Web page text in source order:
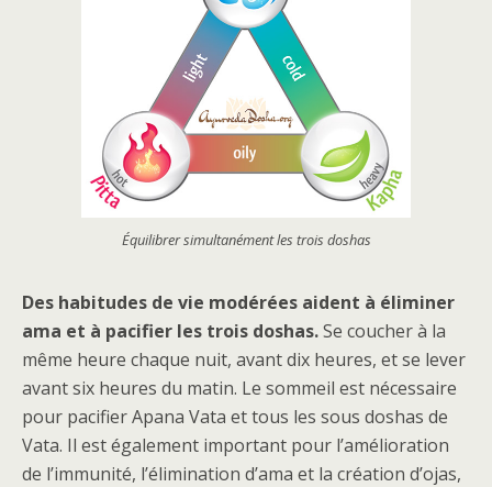
Équilibrer simultanément les trois doshas
Des habitudes de vie modérées aident à éliminer
ama et à pacifier les trois doshas.Se coucher à la
même heure chaque nuit, avant dix heures, et se lever
avant six heures du matin. Le sommeil est nécessaire
pour pacifier Apana Vata et tous les sous doshas de
Vata. Il est également important pour l’amélioration
de l’immunité, l’élimination d’ama et la création d’ojas,